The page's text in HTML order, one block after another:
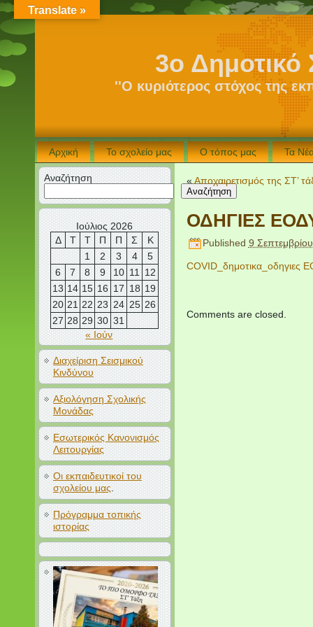
3ο Δημοτικό
''Ο κυριότερος στόχος της
Αρχική Το σχολείο μας Ο τόπος μας Τα
Αναζήτηση
Αναζήτηση
Ιούλιος 2026
Δ
Τ Τ Π Π Σ
Κ
1
2 3 4
5
6
7 8 9 10 11
12
13 14 15 16 17 18 19
20 21 22 23 24 25 26
27 28 29 30 31
« Ιούν
Διαχείριση Σεισμικού
Κινδύνου
Αξιολόγηση Σχολικής
Μονάδας
Εσωτερικός Κανονισμός
Λειτουργίας
Οι εκπαιδευτικοί του
σχολείου μας
Πρόγραμμα τοπικής
ιστορίας
« Αποχαιρετισμός της ΣΤ’
ΟΔΗΓΙΕΣ
Published 9
COVID_δημοτικα_οδηγιες
Comments are closed.
Translate »